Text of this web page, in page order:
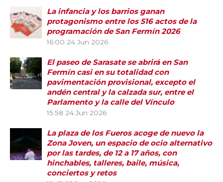
La infancia y los barrios ganan
protagonismo entre los 516 actos de la
programación de San Fermín 2026
16:00 24 Jun 2026
El paseo de Sarasate se abrirá en San
Fermín casi en su totalidad con
pavimentación provisional, excepto el
andén central y la calzada sur, entre el
Parlamento y la calle del Vínculo
15:58 24 Jun 2026
La plaza de los Fueros acoge de nuevo la
Zona Joven, un espacio de ocio alternativo
por las tardes, de 12 a 17 años, con
hinchables, talleres, baile, música,
conciertos y retos